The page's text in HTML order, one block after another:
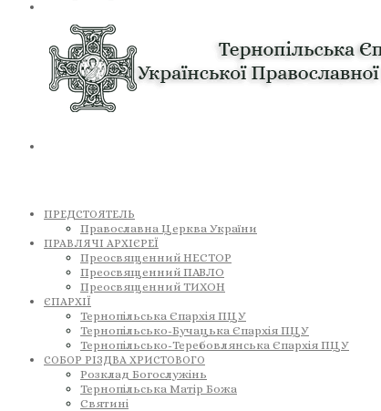
ПРЕДСТОЯТЕЛЬ
Православна Церква України
ПРАВЛЯЧІ АРХІЄРЕЇ
Преосвященний НЕСТОР
Преосвященний ПАВЛО
Преосвященний ТИХОН
ЄПАРХІЇ
Тернопільська Єпархія ПЦУ
Тернопільсько-Бучацька Єпархія ПЦУ
Тернопільсько-Теребовлянська Єпархія ПЦУ
СОБОР РІЗДВА ХРИСТОВОГО
Розклад Богослужінь
Тернопільська Матір Божа
Святині